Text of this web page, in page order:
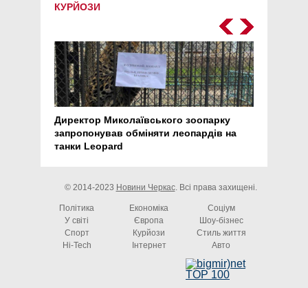
КУРЙОЗИ
Директор Миколаївського зоопарку
запропонував обміняти леопардів на
танки Leopard
© 2014-2023 Новини Черкас. Всі права захищені.
Політика Економіка
Соціум
У світі
Європа
Шоу-бізнес
Спорт
Курйози
Стиль життя
Hi-Tech
Інтернет Авто